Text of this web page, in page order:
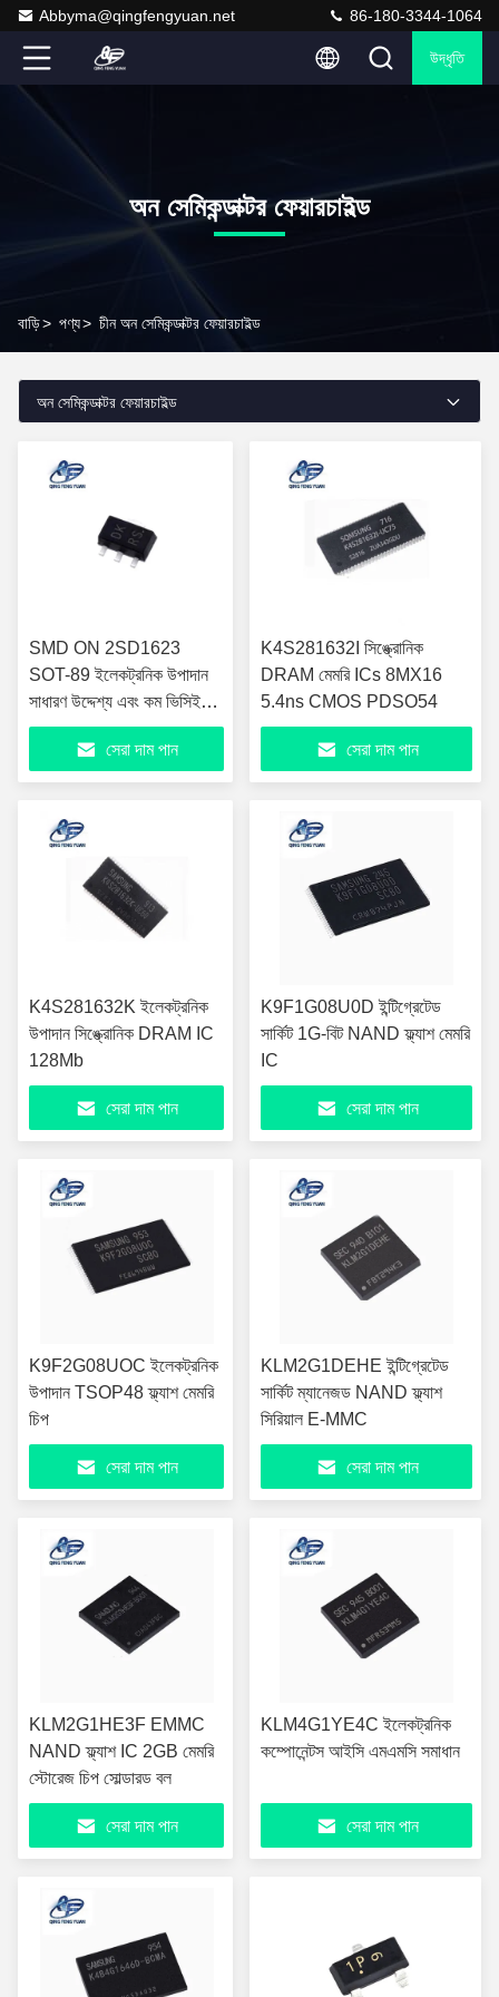
Abbyma@qingfengyuan.net 86-180-3344-1064
উদ্ধৃতি
অন ​​সেমিকন্ডাক্টর ফেয়ারচাইল্ড
বাড়ি> পণ্য> চীন অন ​​সেমিকন্ডাক্টর ফেয়ারচাইল্ড
অন ​​সেমিকন্ডাক্টর ফেয়ারচাইল্ড
SMD ON 2SD1623
SOT-89 ইলেকট্রনিক উপাদান
সাধারণ উদ্দেশ্য এবং কম ভিসিই
ট্রানজিস্টর
সেরা দাম পান
K4S281632I সিঙ্ক্রোনিক
DRAM মেমরি ICs 8MX16
5.4ns CMOS PDSO54
সেরা দাম পান
K4S281632K ইলেকট্রনিক
উপাদান সিঙ্ক্রোনিক DRAM IC
128Mb
সেরা দাম পান
K9F1G08U0D ইন্টিগ্রেটেড
সার্কিট 1G-বিট NAND ফ্ল্যাশ মেমরি
IC
সেরা দাম পান
K9F2G08UOC ইলেকট্রনিক
উপাদান TSOP48 ফ্ল্যাশ মেমরি
চিপ
সেরা দাম পান
KLM2G1DEHE ইন্টিগ্রেটেড
সার্কিট ম্যানেজড NAND ফ্ল্যাশ
সিরিয়াল E-MMC
সেরা দাম পান
KLM2G1HE3F EMMC
NAND ফ্ল্যাশ IC 2GB মেমরি
স্টোরেজ চিপ সোল্ডারড বল
সেরা দাম পান
KLM4G1YE4C ইলেকট্রনিক
কম্পোনেন্টস আইসি এমএমসি সমাধান
সেরা দাম পান